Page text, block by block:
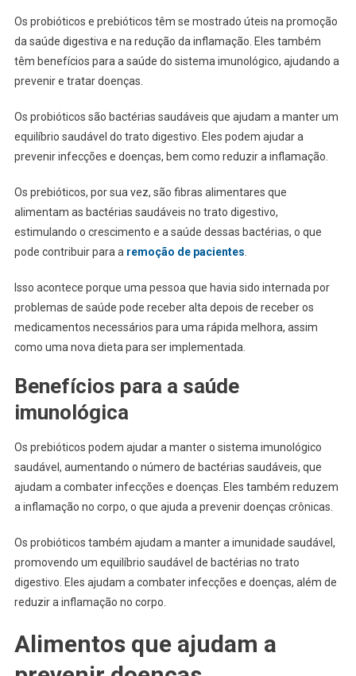
Os probióticos e prebióticos têm se mostrado úteis na promoção
da saúde digestiva e na redução da inflamação. Eles também
têm benefícios para a saúde do sistema imunológico, ajudando a
prevenir e tratar doenças.
Os probióticos são bactérias saudáveis ​​que ajudam a manter um
equilíbrio saudável do trato digestivo. Eles podem ajudar a
prevenir infecções e doenças, bem como reduzir a inflamação.
Os prebióticos, por sua vez, são fibras alimentares que
alimentam as bactérias saudáveis ​​no trato digestivo,
estimulando o crescimento e a saúde dessas bactérias, o que
pode contribuir para a remoção de pacientes
Isso acontece porque uma pessoa que havia sido internada por
problemas de saúde pode receber alta depois de receber os
medicamentos necessários para uma rápida melhora, assim
como uma nova dieta para ser implementada.
Benefícios para a saúde
imunológica
Os prebióticos podem ajudar a manter o sistema imunológico
saudável, aumentando o número de bactérias saudáveis, que
ajudam a combater infecções e doenças. Eles também reduzem
a inflamação no corpo, o que ajuda a prevenir doenças crônicas.
Os probióticos também ajudam a manter a imunidade saudável,
promovendo um equilíbrio saudável de bactérias no trato
digestivo. Eles ajudam a combater infecções e doenças, além de
reduzir a inflamação no corpo.
Alimentos que ajudam a